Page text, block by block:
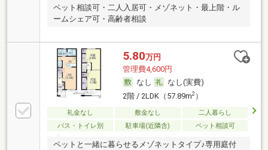
ペット相談可・二人入居可・メゾネット・最上階・ル
ームシェア可・高齢者相談
5.80万円
管理費4,600円
なし
なし(実費)
2階 / 2LDK（57.89m2）
礼金なし 敷金なし
二人暮らし
バス・トイレ別
駐車場(近隣含) ペット相談可
ペットと一緒に暮らせるメゾネットタイプ♪専用庭付